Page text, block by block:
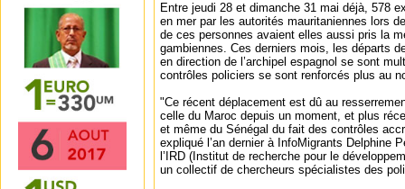
Entre jeudi 28 et dimanche 31 mai déjà, 578
en mer par les autorités mauritaniennes lors
de ces personnes avaient elles aussi pris la
gambiennes. Ces derniers mois, les départs
en direction de l’archipel espagnol se sont
contrôles policiers se sont renforcés plus au
"Ce récent déplacement est dû au
celle du Maroc depuis un moment, et plus
et même du Sénégal du fait des contrôles
expliqué l’an dernier à InfoMigrants Delphine
l’IRD (Institut de recherche pour le
un collectif de chercheurs spécialistes des